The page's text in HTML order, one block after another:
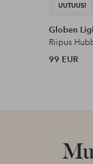
UUTUUS!
Globen
Riipus
99 EUR